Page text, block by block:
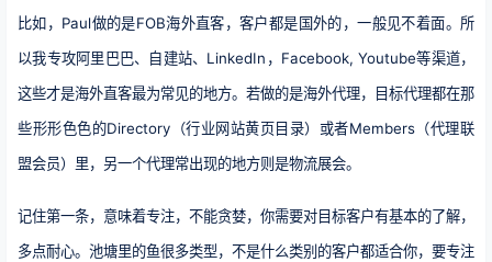
比如，Paul做的是FOB海外直客，客户都是国外的，一般见不着面。所
以我专攻阿里巴巴、自建站、LinkedIn，Facebook, Youtube等渠道，
这些才是海外直客最为常见的地方。 若做的是海外代理，目标代理都在那
些形形色色的Directory（行业网站黄页目录）或者Members（代理联
盟会员）里，另一个代理常出现的地方则是物流展会。
记住第一条，意味着专注，不能贪婪，你需要对目标客户有基本的了解，
多点耐心。 池塘里的鱼很多类型，不是什么类别的客户都适合你，要专注